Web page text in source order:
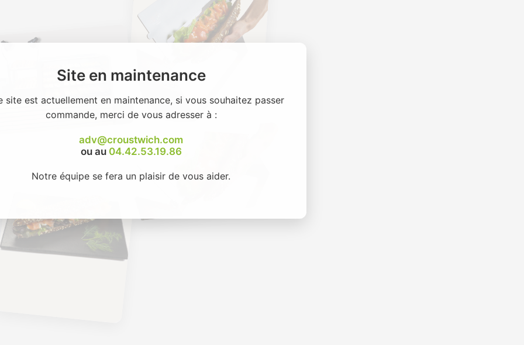
Site en maintenance
site est actuellement en maintenance, si vous souhaitez passer
commande, merci de vous adresser à :
adv@croustwich.com
ou au 04.42.53.19.86
Notre équipe se fera un plaisir de vous aider.